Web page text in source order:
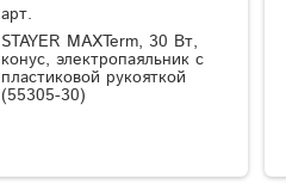
арт.
STAYER MAXTerm, 30 Вт,
конус, электропаяльник с
пластиковой рукояткой
(55305-30)